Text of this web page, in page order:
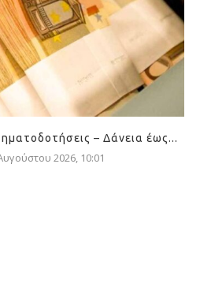
– Δάνεια έως...
2026, 10:01